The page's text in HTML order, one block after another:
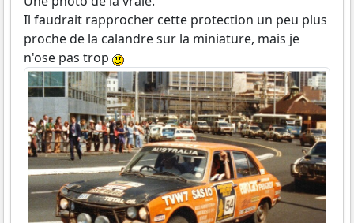
Il faudrait rapprocher cette protection un peu plus
proche de la calandre sur la miniature, mais je
n'ose pas trop